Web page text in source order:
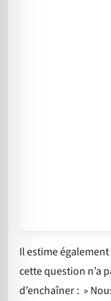
Il estime également
cette question n’a
d’enchaîner : »